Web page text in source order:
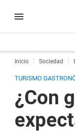
Inicio Sociedad
TURISMO
¿Con